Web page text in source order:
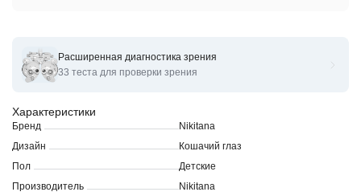
Оправы для очков корригирующих Nikitana Ni3209
Характеристики
Бренд
Nikitana
Дизайн
Кошачий глаз
Пол
Детские
Производитель
Nikitana
Расширенная диагностика зрения
33 теста для проверки зрения